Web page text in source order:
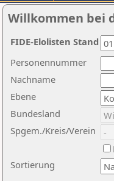
Willkommen bei
Nachname
Ebene
Sortierung
Personennummer
Bundesland
Spgem./Kreis/Verein
FIDE-Elolisten Stand